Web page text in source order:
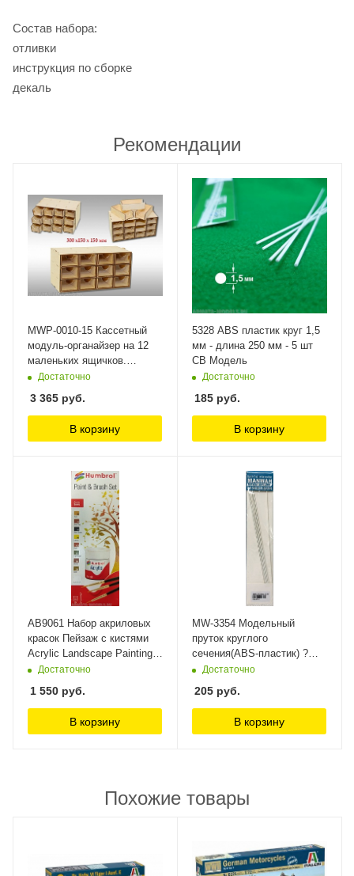
Состав набора:
отливки
инструкция по сборке
декаль
Рекомендации
MWP-0010-15 Касcетный
модуль-органайзер на 12
маленьких ящичков.
WinModels
Достаточно
3 365 руб.
В корзину
5328 ABS пластик круг 1,5
мм - длина 250 мм - 5 шт
СВ Модель
Достаточно
185 руб.
В корзину
AB9061 Набор акриловых
красок Пейзаж с кистями
Acrylic Landscape Painting
Set Humbrol
Достаточно
1 550 руб.
В корзину
MW-3354 Модельный
пруток круглого
сечения(ABS-пластик) ?
2.0mm*250mm 6шт ManWah
Достаточно
205 руб.
В корзину
Похожие товары